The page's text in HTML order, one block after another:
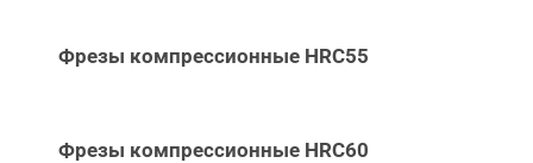
Фрезы компрессионные HRC55
Фрезы компрессионные HRC60